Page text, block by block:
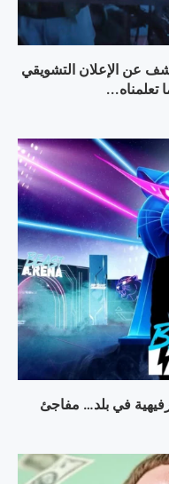
عن الإعلان التشويقي
تعلمناه...